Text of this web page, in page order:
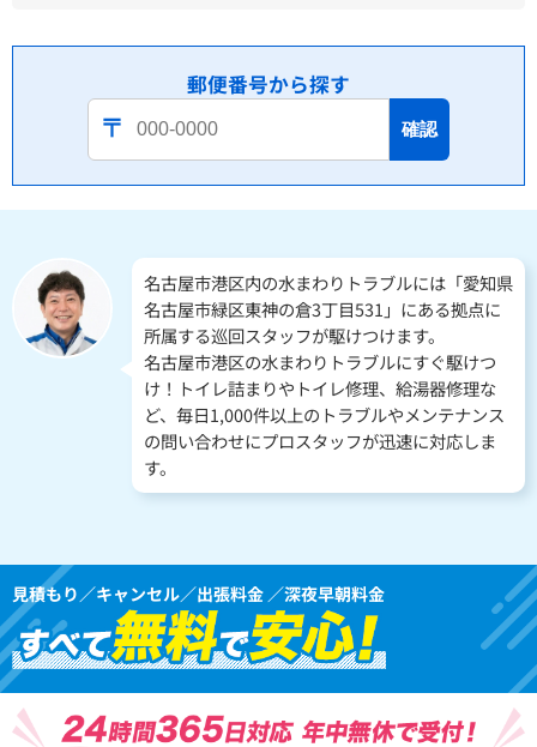
郵便番号から探す
確認
名古屋市港区内の水まわりトラブルには「愛知県
名古屋市緑区東神の倉3丁目531」にある拠点に
所属する巡回スタッフが駆けつけます。
名古屋市港区の水まわりトラブルにすぐ駆けつ
け！トイレ詰まりやトイレ修理、給湯器修理な
ど、毎日1,000件以上のトラブルやメンテナンス
の問い合わせにプロスタッフが迅速に対応しま
す。
見積もり／キャンセル／出張料金 ／深夜早朝料金